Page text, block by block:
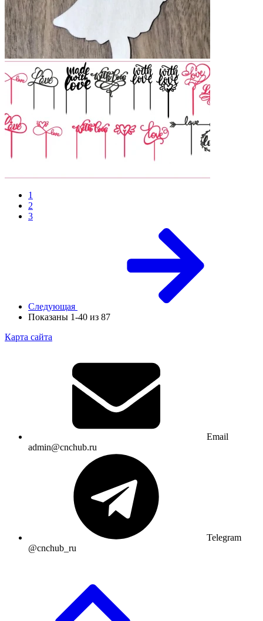
1
2
3
Следующая
Показаны 1-40 из 87
Карта сайта
Email
admin@cnchub.ru
Telegram
@cnchub_ru